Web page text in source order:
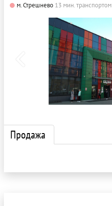
м. Стрешнево 13 мин. транспортом
Продажа